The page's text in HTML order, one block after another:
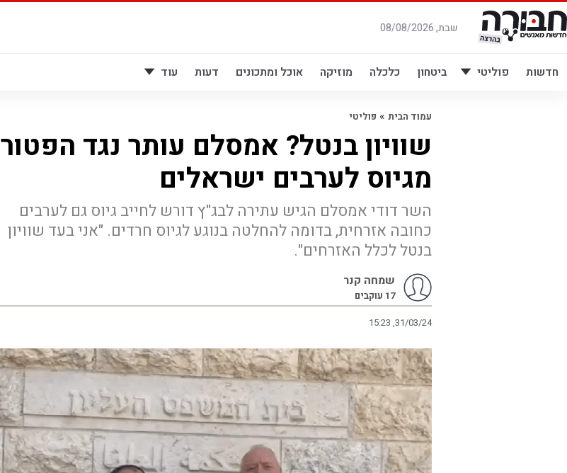
דלג
לתוכן
שבת, 08/08/2026
חדשות פוליטי ביטחון כלכלה מוזיקה אוכל ומתכונים דעות עוד
עמוד הבית » פוליטי
שוויון בנטל? אמסלם עותר נגד הפטור
מגיוס לערבים ישראלים
השר דודי אמסלם הגיש עתירה לבג"ץ דורש לחייב גיוס גם לערבים
כחובה אזרחית, בדומה להחלטה בנוגע לגיוס חרדים. "אני בעד שוויון
בנטל לכלל האזרחים".
שמחה קנר
17 עוקבים
15:23 ,31/03/24